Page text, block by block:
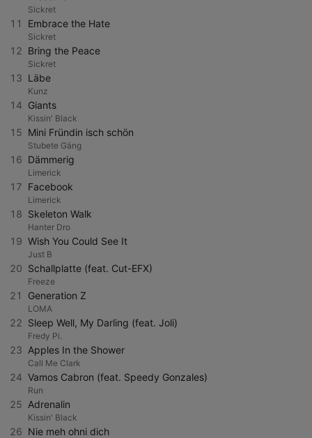
Sickret
11 Embrace the Hate
Sickret
12 Bring the Peace
Sickret
13 Läbe
Kunz
14 Giants
Kissin' Black
15 Mini Fründin isch schön
Stubete Gäng
16 Dämmerig
Limerick
17 Facebook
Limerick
18 Skeleton Walk
Hanter Dro
19 Wish You Could See It
Just B
20 Schallplatte (feat. Cut-EFX)
Freeze
21 Generation Z
LOMA
22 Sleep Well, My Darling (feat. Joli)
Fredy Pi.
23 Apples In the Shower
Call Me Clark
24 Vamos Cabron (feat. Speedy Gonzales)
Run
25 Adrenalin
Kissin' Black
26 Nie meh ohni dich